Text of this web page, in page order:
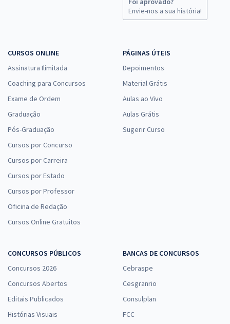
Envie-nos a sua história!
CURSOS ONLINE
Assinatura Ilimitada
Coaching para Concursos
Exame de Ordem
Graduação
Pós-Graduação
Cursos por Concurso
Cursos por Carreira
Cursos por Estado
Cursos por Professor
Oficina de Redação
Cursos Online Gratuitos
PÁGINAS ÚTEIS
Depoimentos
Material Grátis
Aulas ao Vivo
Aulas Grátis
Sugerir Curso
CONCURSOS PÚBLICOS
Concursos 2026
Concursos Abertos
Editais Publicados
Histórias Visuais
BANCAS DE CONCURSOS
Cebraspe
Cesgranrio
Consulplan
FCC